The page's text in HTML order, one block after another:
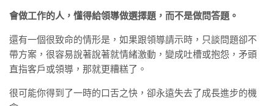
會做工作的人，懂得給領導做選擇題，而不是做問答題。
還有一個很致命的情形是，如果跟領導請示時，只談問題卻不
帶方案，很容易說著說著就情緒激動，變成吐槽或抱怨，矛頭
直指客戶或領導，那就更糟糕了。
很可能你得到了一時的口舌之快，卻永遠失去了成長進步的機